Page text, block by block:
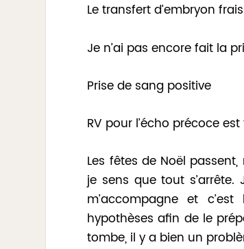
Le transfert d’embryon
Je n’ai pas encore fait la
Prise de sang positive
RV pour l’écho précoce est
Les fêtes de Noël
je sens que tout
m’accompagne et
hypothèses afin de le
tombe, il y a bien un